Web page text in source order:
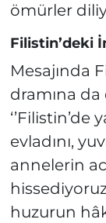
ömürler
Filistin’deki
Mesajında
dramına
‘’Filistin’de
evladını,
annelerin
huzurun